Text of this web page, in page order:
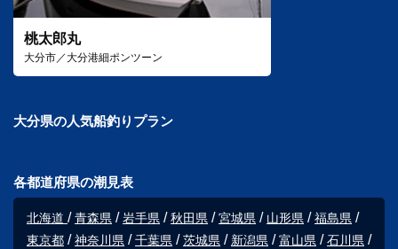
桃太郎丸
大分市／大分港細ポンツーン
大分県の人気船釣りプラン
各都道府県の潮見表
北海道 青森県 岩手県 秋田県 宮城県 山形県
福島県
東京都
神奈川県 千葉県 茨城県 新潟県 富山県
石川県